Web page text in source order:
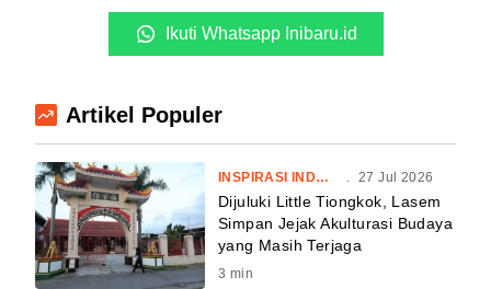
Ikuti Whatsapp Inibaru.id
Artikel Populer
INSPIRASI INDONESIA . 27 Jul 2026
Dijuluki Little Tiongkok, Lasem
Simpan Jejak Akulturasi Budaya
yang Masih Terjaga
3 min